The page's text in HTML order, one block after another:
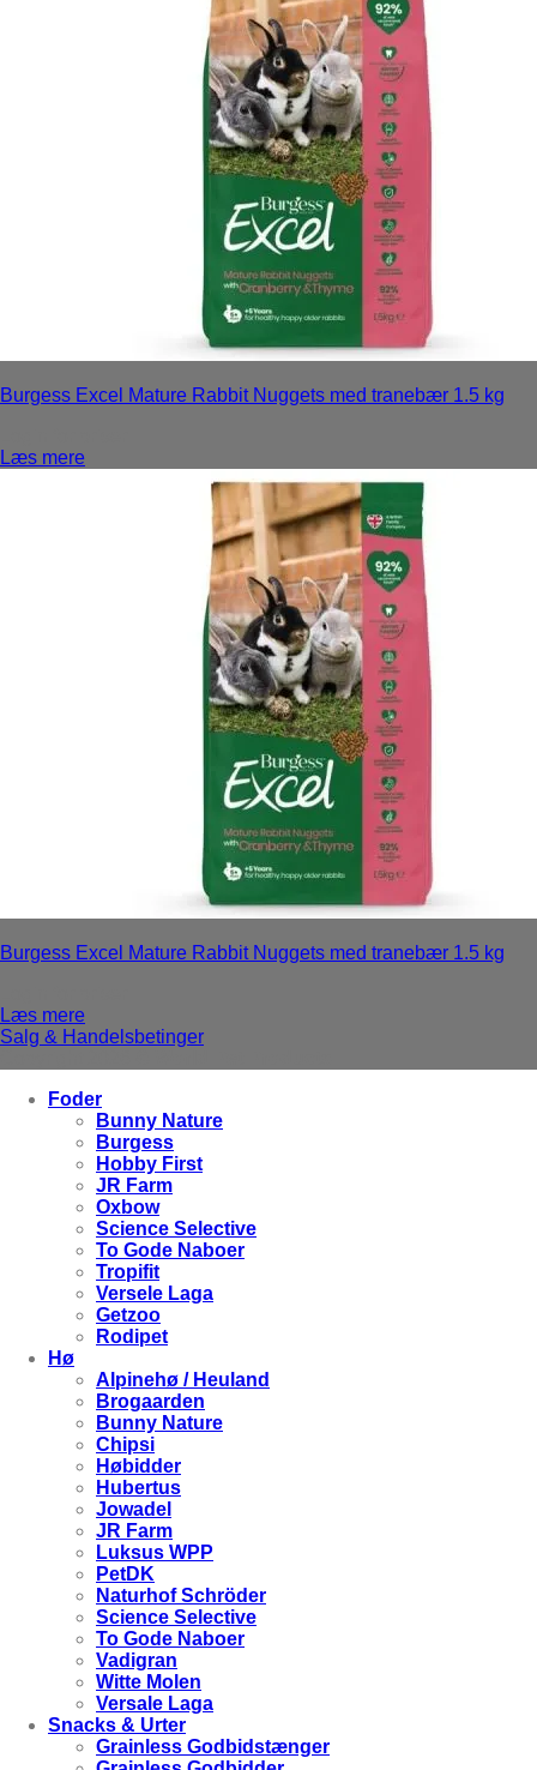
Burgess Excel Mature Rabbit Nuggets med tranebær 1.5 kg
Læs mere
Burgess Excel Mature Rabbit Nuggets med tranebær 1.5 kg
Læs mere
Salg & Handelsbetinger
Foder
Bunny Nature
Burgess
Hobby First
JR Farm
Oxbow
Science Selective
To Gode Naboer
Tropifit
Versele Laga
Getzoo
Rodipet
Hø
Alpinehø / Heuland
Brogaarden
Bunny Nature
Chipsi
Høbidder
Hubertus
Jowadel
JR Farm
Luksus WPP
PetDK
Naturhof Schröder
Science Selective
To Gode Naboer
Vadigran
Witte Molen
Versale Laga
Snacks & Urter
Grainless Godbidstænger